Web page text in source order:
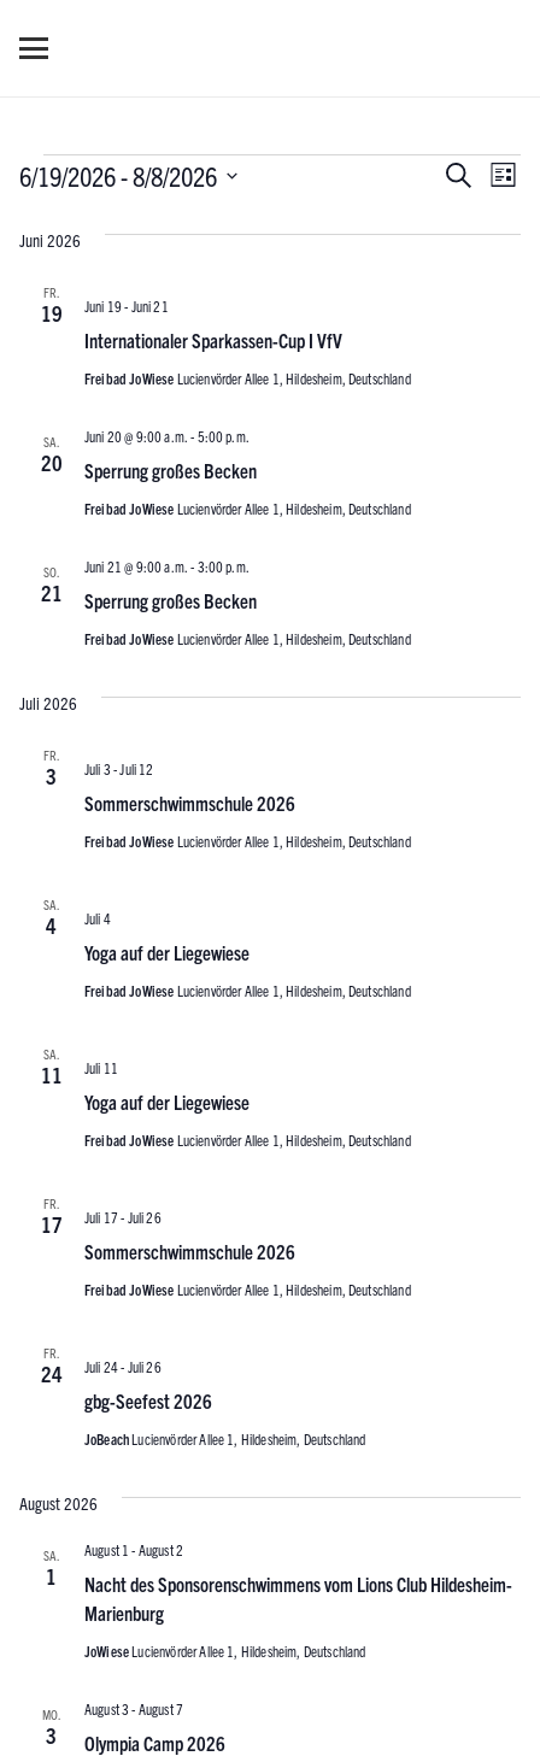
Veranstaltungen
Suche
Suche Liste
6/19/2026 - 8/8/2026
wählen.
Juni 2026
FR.
19
Internationaler Sparkassen-Cup I VfV
Juni 19- Juni 21
Freibad JoWiese Lucienvörder Allee 1, Hildesheim, Deutschland
SA.
20 Sperrung großes Becken
Juni 20 @ 9:00 a.m. - 5:00 p.m.
Freibad JoWiese Lucienvörder Allee 1, Hildesheim, Deutschland
SO.
21 Sperrung großes Becken
Juni 21 @ 9:00 a.m. - 3:00 p.m.
Freibad JoWiese Lucienvörder Allee 1, Hildesheim, Deutschland
Juli 2026
FR.
3
Sommerschwimmschule 2026
Juli 3 -Juli 12
Freibad JoWiese Lucienvörder Allee 1, Hildesheim, Deutschland
SA.
4
Yoga auf der Liegewiese
Juli 4
Freibad JoWiese Lucienvörder Allee 1, Hildesheim, Deutschland
SA.
11
Yoga auf der Liegewiese
Juli 11
Freibad JoWiese Lucienvörder Allee 1, Hildesheim, Deutschland
FR.
17
Sommerschwimmschule 2026
Juli 17 - Juli 26
Freibad JoWiese Lucienvörder Allee 1, Hildesheim, Deutschland
FR.
24
gbg-Seefest 2026
Juli 24- Juli 26
JoBeachLucienvörder Allee 1, Hildesheim, Deutschland
August 2026
SA.
1
Nacht des Sponsorenschwimmens vom Lions Club Hildesheim-
Marienburg
August 1 - August 2
JoWieseLucienvörder Allee 1, Hildesheim, Deutschland
MO.
3 Olympia Camp 2026
August 3 - August 7